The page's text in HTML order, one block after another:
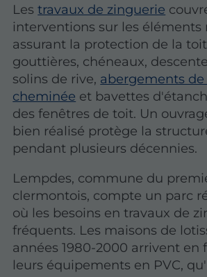
Lestravaux de zinguerie
interventions sur les éléments
assurant la protection de la
gouttières, chéneaux,
solins de rive, abergements de
cheminée et bavettes
des fenêtres de toit. Un
bien réalisé protège la
pendant plusieurs décennies.
Lempdes, commune du
clermontois, compte un parc
où les besoins en travaux de
fréquents. Les maisons de
années 1980-2000 arrivent en
leurs équipements en PVC,